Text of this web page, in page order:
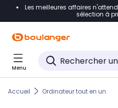
Accéder directement à la
Accéder directement au
Accéder directement au
Les meilleures affaires
sélection à
Menu
Accueil Ordinateur tout en un